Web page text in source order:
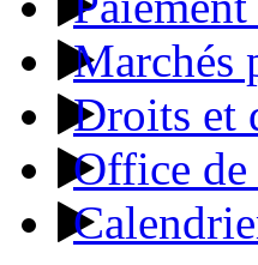
Marchés
Droits et
Office